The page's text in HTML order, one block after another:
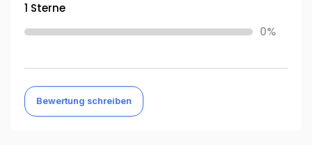
1 Sterne
0%
Bewertung schreiben